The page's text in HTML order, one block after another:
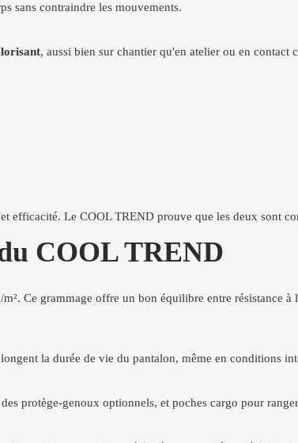
sans contraindre les mouvements.
, aussi bien sur chantier qu'en atelier ou en contact
efficacité. Le COOL TREND prouve que les deux sont
COOL TREND
Ce grammage offre un bon équilibre entre résistance
la durée de vie du pantalon, même en conditions
protège-genoux optionnels, et poches cargo pour